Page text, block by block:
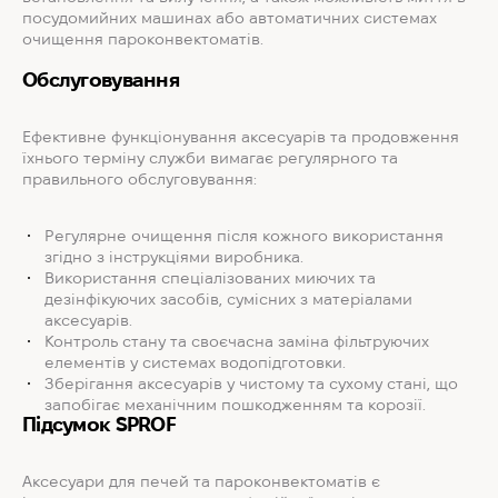
посудомийних машинах або автоматичних системах
очищення пароконвектоматів.
Обслуговування
Ефективне функціонування аксесуарів та продовження
їхнього терміну служби вимагає регулярного та
правильного обслуговування:
Регулярне очищення після кожного використання
згідно з інструкціями виробника.
Використання спеціалізованих миючих та
дезінфікуючих засобів, сумісних з матеріалами
аксесуарів.
Контроль стану та своєчасна заміна фільтруючих
елементів у системах водопідготовки.
Зберігання аксесуарів у чистому та сухому стані, що
запобігає механічним пошкодженням та корозії.
Підсумок SPROF
Аксесуари для печей та пароконвектоматів є